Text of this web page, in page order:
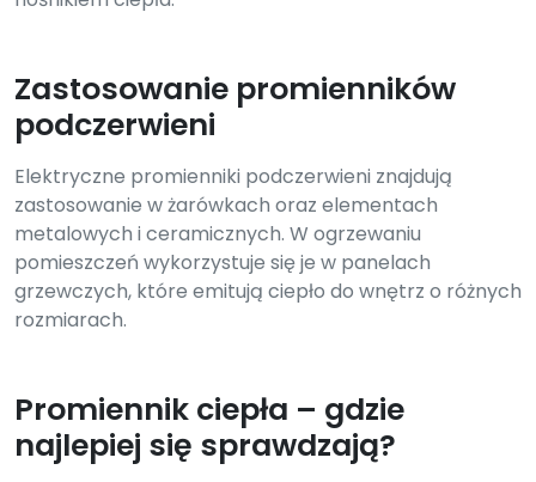
Zastosowanie promienników
podczerwieni
Elektryczne promienniki podczerwieni znajdują
zastosowanie w żarówkach oraz elementach
metalowych i ceramicznych. W ogrzewaniu
pomieszczeń wykorzystuje się je w panelach
grzewczych, które emitują ciepło do wnętrz o różnych
rozmiarach.
Promiennik ciepła – gdzie
najlepiej się sprawdzają?